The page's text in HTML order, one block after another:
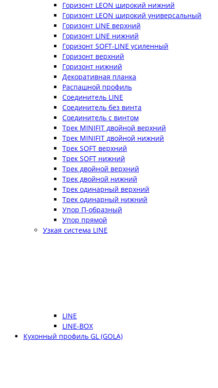
Горизонт LEON широкий нижний
Горизонт LEON широкий универсальный
Горизонт LINE верхний
Горизонт LINE нижний
Горизонт SOFT-LINE усиленный
Горизонт верхний
Горизонт нижний
Декоративная планка
Распашной профиль
Соединитель LINE
Соединитель без винта
Соединитель с винтом
Трек MINIFIT двойной верхний
Трек MINIFIT двойной нижний
Трек SOFT верхний
Трек SOFT нижний
Трек двойной верхний
Трек двойной нижний
Трек одинарный верхний
Трек одинарный нижний
Упор П-образный
Упор прямой
Узкая система LINE
LINE
LINE-BOX
Кухонный профиль GL (GOLA)